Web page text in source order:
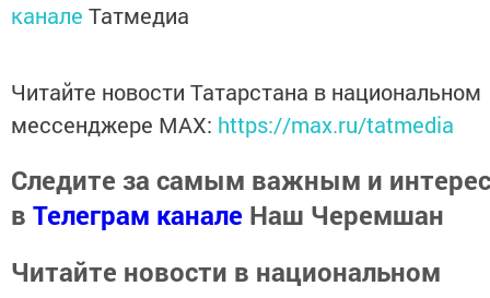
канале Татмедиа
Читайте новости Татарстана в национальном
мессенджере MАХ: https://max.ru/tatmedia
Следите за самым важным и
в Телеграм канале Наш Черемшан
Читайте новости в национальном